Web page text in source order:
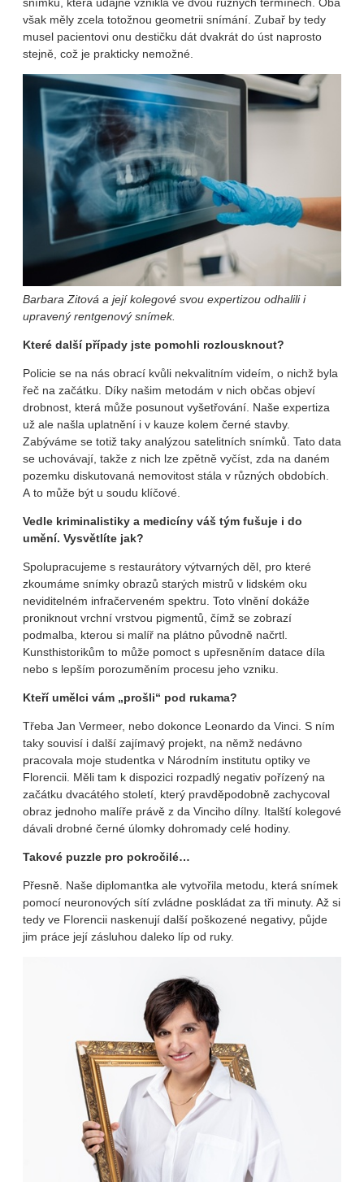
snímků, která údajně vznikla ve dvou různých termínech. Oba
však měly zcela totožnou geometrii snímání. Zubař by tedy
musel pacientovi onu destičku dát dvakrát do úst naprosto
stejně, což je prakticky nemožné.
Barbara Zitová a její kolegové svou expertizou odhalili i
upravený rentgenový snímek.
Které další případy jste pomohli rozlousknout?
Policie se na nás obrací kvůli nekvalitním videím, o nichž byla
řeč na začátku. Díky našim metodám v nich občas objeví
drobnost, která může posunout vyšetřování. Naše expertiza
už ale našla uplatnění i v kauze kolem černé stavby.
Zabýváme se totiž taky analýzou satelitních snímků. Tato data
se uchovávají, takže z nich lze zpětně vyčíst, zda na daném
pozemku diskutovaná nemovitost stála v různých obdobích.
A to může být u soudu klíčové.
Vedle kriminalistiky a medicíny váš tým fušuje i do
umění. Vysvětlíte jak?
Spolupracujeme s restaurátory výtvarných děl, pro které
zkoumáme snímky obrazů starých mistrů v lidském oku
neviditelném infračerveném spektru. Toto vlnění dokáže
proniknout vrchní vrstvou pigmentů, čímž se zobrazí
podmalba, kterou si malíř na plátno původně načrtl.
Kunsthistorikům to může pomoct s upřesněním datace díla
nebo s lepším porozuměním procesu jeho vzniku.
Kteří umělci vám „prošli“ pod rukama?
Třeba Jan Vermeer, nebo dokonce Leonardo da Vinci. S ním
taky souvisí i další zajímavý projekt, na němž nedávno
pracovala moje studentka v Národním institutu optiky ve
Florencii. Měli tam k dispozici rozpadlý negativ pořízený na
začátku dvacátého století, který pravděpodobně zachycoval
obraz jednoho malíře právě z da Vinciho dílny. Italští kolegové
dávali drobné černé úlomky dohromady celé hodiny.
Takové puzzle pro pokročilé…
Přesně. Naše diplomantka ale vytvořila metodu, která snímek
pomocí neuronových sítí zvládne poskládat za tři minuty. Až si
tedy ve Florencii naskenují další poškozené negativy, půjde
jim práce její zásluhou daleko líp od ruky.